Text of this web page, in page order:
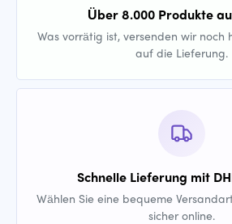
Über 8.000 Produkte
Was vorrätig ist, versenden wir noch
auf die Lieferung.
Schnelle Lieferung mit
Wählen Sie eine bequeme
sicher online.